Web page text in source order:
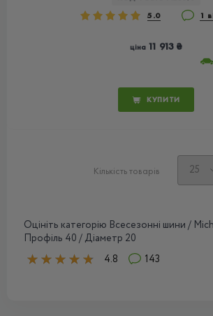
5.0 1
ціна 11 913 ₴
КУПИТИ
Кількість товарів
Оцініть категорію Всесезонні шини /
Профіль 40 / Діаметр 20
4.8
143